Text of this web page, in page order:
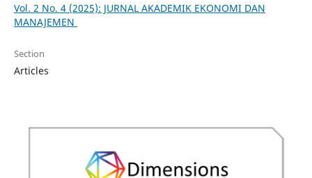
Vol. 2 No. 4 (2025): JURNAL AKADEMIK EKONOMI DAN
MANAJEMEN
Section
Articles